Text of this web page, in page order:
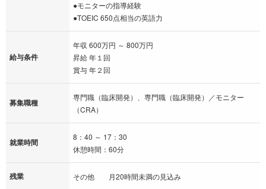
●モニターの指導経験
●TOEIC 650点相当の英語力
給与条件
年収 600万円 ～ 800万円
昇給 年１回
賞与 年２回
募集職種
専門職（臨床開発）、専門職（臨床開発）／モニター
（CRA）
就業時間
8：40 ～ 17：30
休憩時間：60分
残業 その他 月20時間未満の見込み